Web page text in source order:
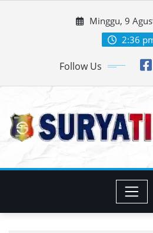
Minggu, 9
2:36
Follow Us